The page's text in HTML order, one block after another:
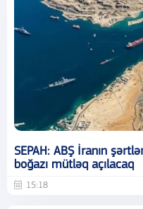
SEPAH: ABŞ İranın
boğazı mütləq açılacaq
15:18